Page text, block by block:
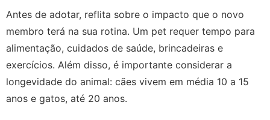
Antes de adotar, reflita sobre o impacto que o novo
membro terá na sua rotina. Um pet requer tempo para
alimentação, cuidados de saúde, brincadeiras e
exercícios. Além disso, é importante considerar a
longevidade do animal: cães vivem em média 10 a 15
anos e gatos, até 20 anos.